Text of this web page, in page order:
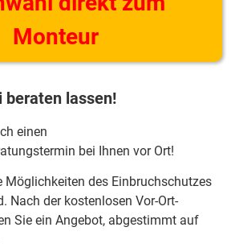
Monteur
lassen!
einen
bei Ihnen vor Ort!
Möglichkeiten des Einbruchschutzes
Nach der kostenlosen Vor-Ort-
Sie ein Angebot, abgestimmt auf